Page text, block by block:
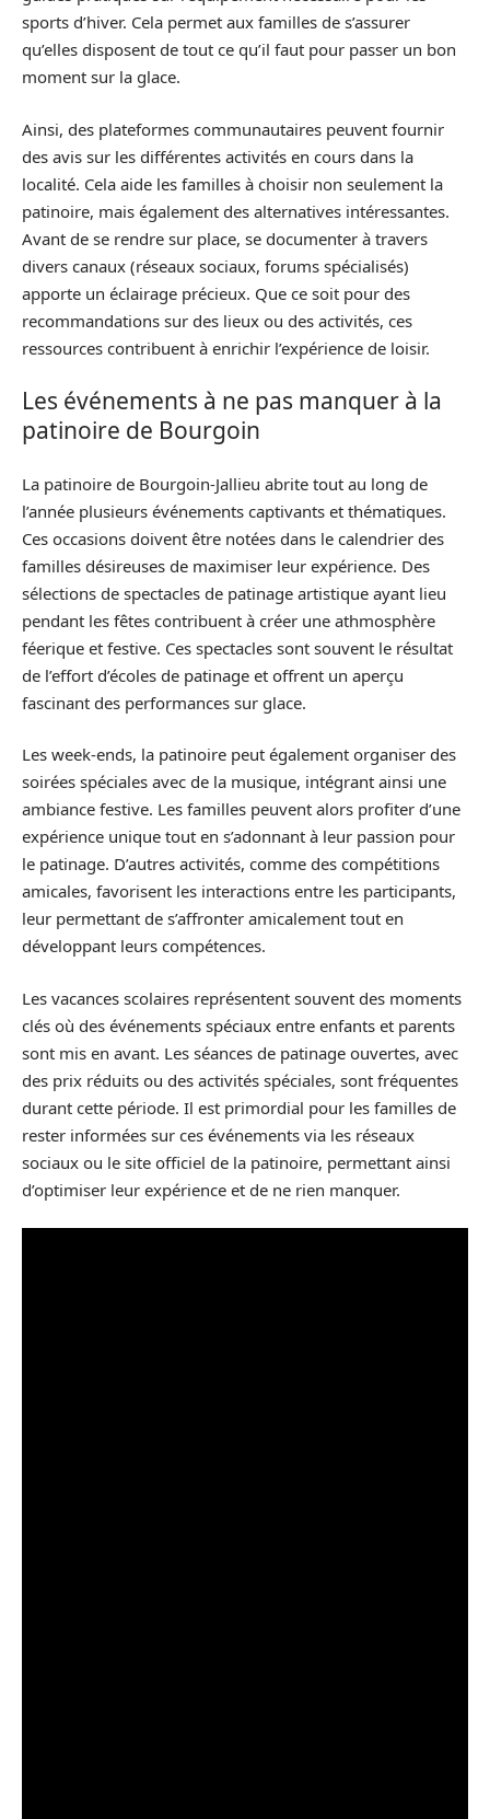
sports d’hiver. Cela permet aux familles de s’assurer
qu’elles disposent de tout ce qu’il faut pour passer un bon
moment sur la glace.
Ainsi, des plateformes communautaires peuvent fournir
des avis sur les différentes activités en cours dans la
localité. Cela aide les familles à choisir non seulement la
patinoire, mais également des alternatives intéressantes.
Avant de se rendre sur place, se documenter à travers
divers canaux (réseaux sociaux, forums spécialisés)
apporte un éclairage précieux. Que ce soit pour des
recommandations sur des lieux ou des activités, ces
ressources contribuent à enrichir l’expérience de loisir.
Les événements à ne pas manquer à la
patinoire de Bourgoin
La patinoire de Bourgoin-Jallieu abrite tout au long de
l’année plusieurs événements captivants et thématiques.
Ces occasions doivent être notées dans le calendrier des
familles désireuses de maximiser leur expérience. Des
sélections de spectacles de patinage artistique ayant lieu
pendant les fêtes contribuent à créer une athmosphère
féerique et festive. Ces spectacles sont souvent le résultat
de l’effort d’écoles de patinage et offrent un aperçu
fascinant des performances sur glace.
Les week-ends, la patinoire peut également organiser des
soirées spéciales avec de la musique, intégrant ainsi une
ambiance festive. Les familles peuvent alors profiter d’une
expérience unique tout en s’adonnant à leur passion pour
le patinage. D’autres activités, comme des compétitions
amicales, favorisent les interactions entre les participants,
leur permettant de s’affronter amicalement tout en
développant leurs compétences.
Les vacances scolaires représentent souvent des moments
clés où des événements spéciaux entre enfants et parents
sont mis en avant. Les séances de patinage ouvertes, avec
des prix réduits ou des activités spéciales, sont fréquentes
durant cette période. Il est primordial pour les familles de
rester informées sur ces événements via les réseaux
sociaux ou le site officiel de la patinoire, permettant ainsi
d’optimiser leur expérience et de ne rien manquer.